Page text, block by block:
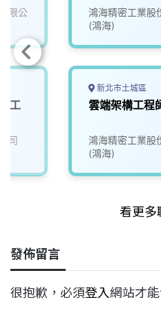
限公
工
司
鴻海精密工業股
(鴻海)
新北市土城區
雲端架構工程
鴻海精密工業股
(鴻海)
看更多
發佈留言
很抱歉，必須登入網站才